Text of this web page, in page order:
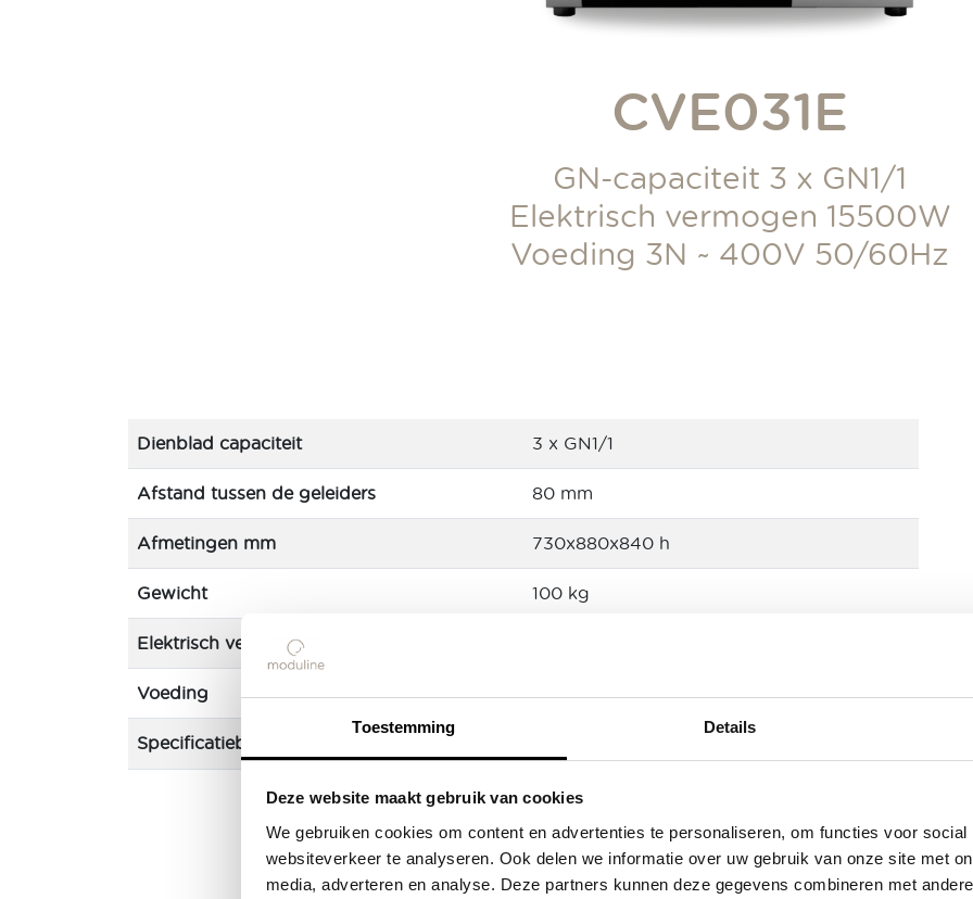
Toestemming Details
Deze website maakt gebruik van cookies
We gebruiken cookies om content en advertenties te personaliseren, om functies voor
websiteverkeer te analyseren. Ook delen we informatie over uw gebruik van onze site met
media, adverteren en analyse. Deze partners kunnen deze gegevens combineren met
Producten
Over ons
CVE031E
GN-capaciteit 3 x GN1/1
Elektrisch vermogen 15500W
Voeding 3N ~ 400V 50/60Hz
Dienblad capaciteit 3 x GN1/1
Afstand tussen de geleiders 80 mm
Afmetingen mm 730x880x840 h
Gewicht 100 kg
Elektrisch vermogen
Voeding AC 3N ~ 400V 50/60Hz
Specificatieblad